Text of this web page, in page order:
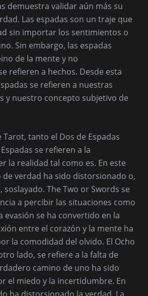
demuestra validar aún más su
Las espadas son un traje que
sin importar los sentimientos o
Sin embargo, las espadas
de la mente y no
refieren a hechos. Desde esta
se refieren a nuestras
y nuestro concepto subjetivo de
Tarot, tanto el Dos de Espadas
se refieren a la
la realidad tal como es. En este
de verdad ha sido distorsionado o,
soslayado. The Two or Swords se
a percibir las situaciones como
evasión se ha convertido en la
entre el corazón y la mente ha
la comodidad del olvido. El Ocho
lado, se refiere a la falta de
camino de uno ha sido
el miedo y la incertidumbre. En